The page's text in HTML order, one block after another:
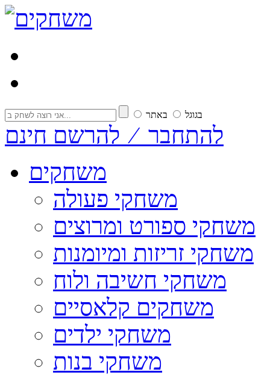
בגוגל באתר
להתחבר ⁄ להרשם חינם
משחקים
משחקי פעולה
משחקי ספורט ומרוצים
משחקי זריזות ומיומנות
משחקי חשיבה ולוח
משחקים קלאסיים
משחקי ילדים
משחקי בנות